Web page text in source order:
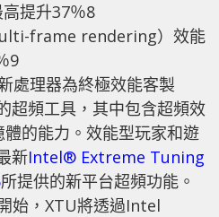
提升37％8
frame rendering）效能
9
處理器為終極效能客製
超頻工具，其中包含超頻效
體的能力。效能型玩家和遊
新Intel® Extreme Tuning
所提供的新平台超頻功能。
始，XTU將透過Intel